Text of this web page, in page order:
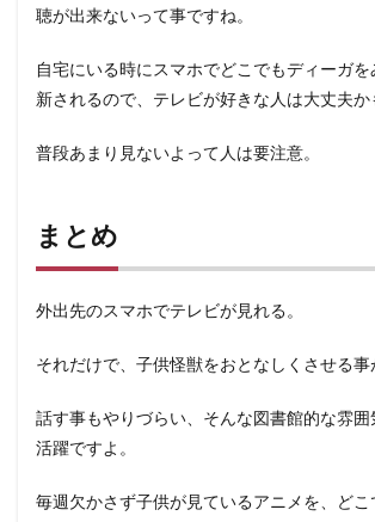
聴が出来ないって事ですね。
自宅にいる時にスマホでどこでもディーガ
新されるので、テレビが好きな人は大丈夫か
普段あまり見ないよって人は要注意。
まとめ
外出先のスマホでテレビが見れる。
それだけで、子供怪獣をおとなしくさせる事
話す事もやりづらい、そんな図書館的な雰
活躍ですよ。
毎週欠かさず子供が見ているアニメを、ど